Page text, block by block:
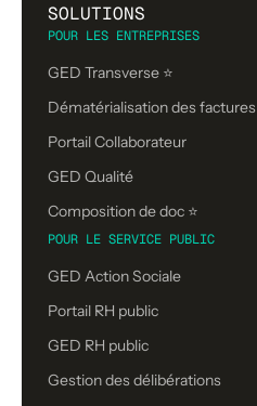
SOLUTIONS
POUR LES ENTREPRISES
GED Transverse ⭐
Dématérialisation des factures
Portail Collaborateur
GED Qualité
Composition de doc ⭐️
POUR LE SERVICE PUBLIC
GED Action Sociale
Portail RH public
GED RH public
Gestion des délibérations